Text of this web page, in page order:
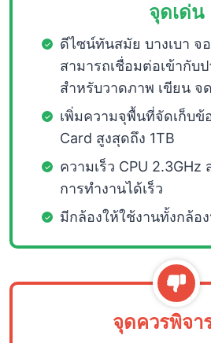
จุดเด่น
ดีไซน์ทันสมัย บางเบา จ
สามารถเชื่อมต่อเข้ากับ
สำหรับวาดภาพ เขียน จ
เพิ่มความจุพื้นที่จัดเก็บข้
Card สูงสุดถึง 1TB
ความเร็ว CPU 2.3GHz
การทำงานได้เร็ว
มีกล้องให้ใช้งานทั้งกล้อ
จุดควรพิจา